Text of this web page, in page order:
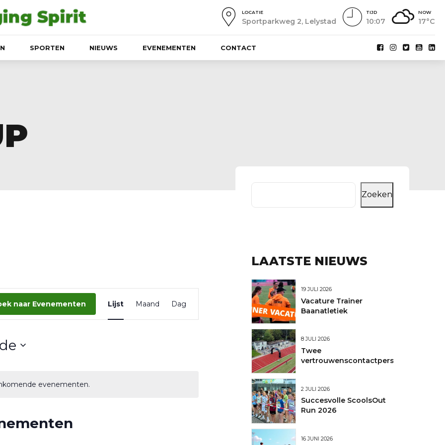
NOW
17°C
TIJD
10:07
LOCATIE
Sportparkweg 2, Lelystad
SPORTEN NIEUWS EVENEMENTEN CONTACT
evenementen.
naar Evenementen
weergaven
Lijst Maand Dag
Zoeken
LAATSTE NIEUWS
19 JULI 2026
Vacature Trainer
Baanatletiek
8 JULI 2026
Twee
vertrouwenscontactpersonen
2 JULI 2026
Succesvolle ScoolsOut
Run 2026
16 JUNI 2026